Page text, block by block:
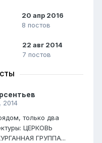
20 апр 2016
8 постов
22 авг 2014
7 постов
2014
только два
ЦЕРКОВЬ
ГРУППА...